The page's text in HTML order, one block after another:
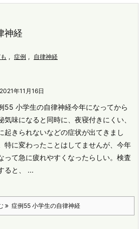
神経
, 症例 , 自律神経
2021年11月16日
55 小学生の自律神経今年になってから
気味になると同時に、夜寝付きにくい、
起きられないなどの症状が出てきまし
特に変わったことはしてませんが、今年
って急に疲れやすくなったらしい。 検査
ると、 ...
症例55 小学生の自律神経